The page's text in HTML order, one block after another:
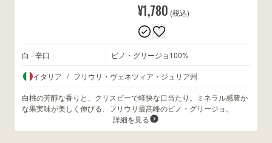
¥1,780 (税込)
白 - 辛口 ピノ・グリージョ100%
イタリア / フリウリ・ヴェネツィア・ジュリア州
白桃の芳醇な香りと、クリスピーで軽快な口当たり。ミネラル感豊か
な果実味が美しく伸びる、フリウリ最高峰のピノ・グリージョ。
詳細を見る